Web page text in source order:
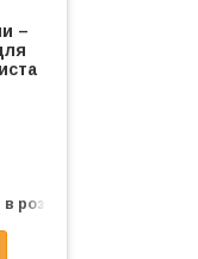
–
роздріб